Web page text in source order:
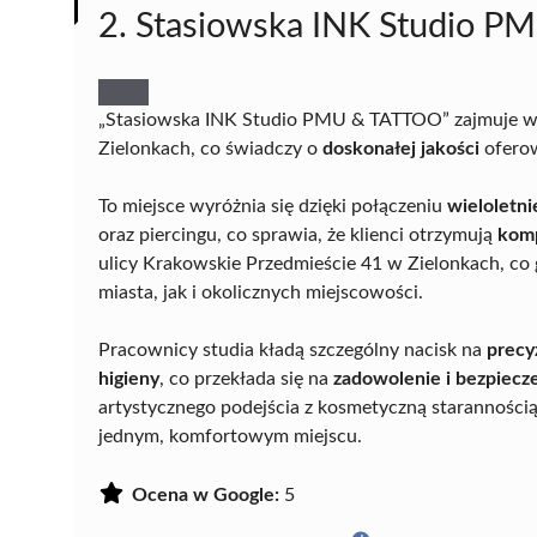
2. Stasiowska INK Studio
„Stasiowska INK Studio PMU & TATTOO”
Zielonkach, co świadczy o doskonałej jakości
To miejsce wyróżnia się dzięki połączeniu
oraz piercingu, co sprawia, że klienci otrzymują
ulicy Krakowskie Przedmieście 41 w Zielonkach, co
miasta, jak i okolicznych miejscowości.
Pracownicy studia kładą szczególny nacisk na
higieny, co przekłada się na zadowolenie i
artystycznego podejścia z kosmetyczną
jednym, komfortowym miejscu.
Ocena w Google: 5